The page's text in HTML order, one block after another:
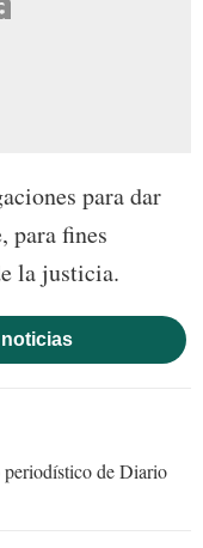
para dar
para fines
la justicia.
de Diario